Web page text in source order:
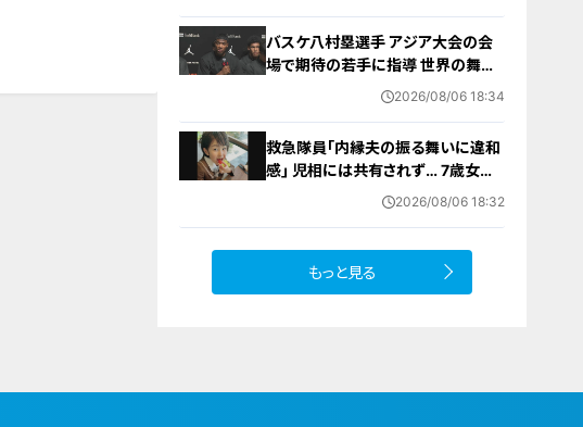
バスケ八村塁選手 アジア大会の会
場で期待の若手に指導 世界の舞台
で戦うために… 愛知国際アリーナ
2026/08/06 18:34
救急隊員｢内縁夫の振る舞いに違和
感｣ 児相には共有されず… 7歳女児
虐待死 県の検証委員会が7つの提言
2026/08/06 18:32
もっと見る